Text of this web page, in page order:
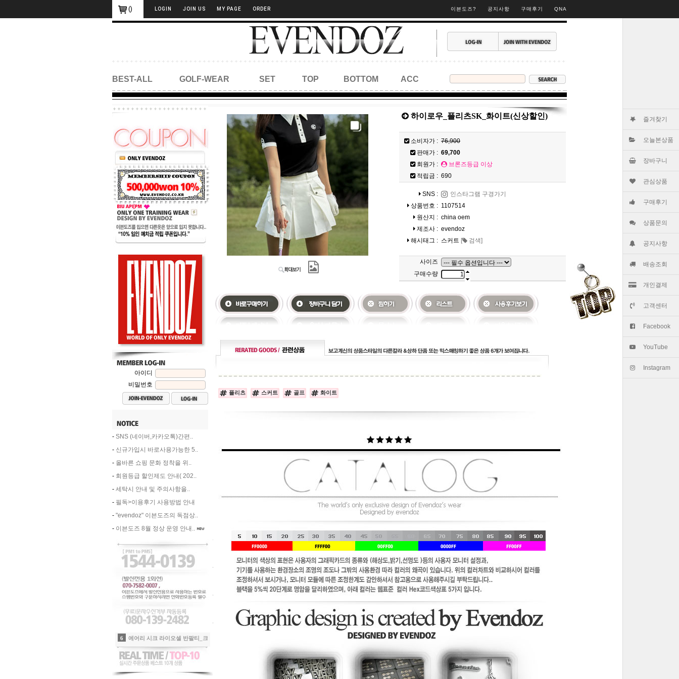
즐겨찾기
오늘본상품
장바구니
관심상품
구매후기
상품문의
공지사항
배송조회
개인결제
고객센터
Facebook
YouTube
Instagram
() LOGIN JOIN US MY PAGE ORDER 이븐도즈? 공지사항 구매후기 QNA
BEST-ALL GOLF-WEAR SET TOP BOTTOM ACC
아이디
비밀번호
- SNS (네이버,카카오톡)간편..
- 신규가입시 바로사용가능한 5..
- 올바른 쇼핑 문화 정착을 위..
- 회원등급 할인제도 안내( 202..
- 세탁시 안내 및 주의사항을..
- 필독>이용후기 사용방법 안내
- "evendoz" 이븐도즈의 독점상..
- 이븐도즈 8월 정상 운영 안내..
7 립포인트 윙클SK_민트
8 쿨링 아노락 아웃포켓팬츠_샤인그레이
하이로우_플리츠SK_화이트(신상할인)
소비자가 : 76,900
판매가 : 69,700
회원가 :
브론즈등급 이상
적립금 : 690
SNS :
인스타그램 구경가기
상품번호 : 1107514
원산지 : china oem
제조사 : evendoz
해시태그 : 스커트 [ 검색]
사이즈
구매수량
플리츠 스커트 골프 화이트